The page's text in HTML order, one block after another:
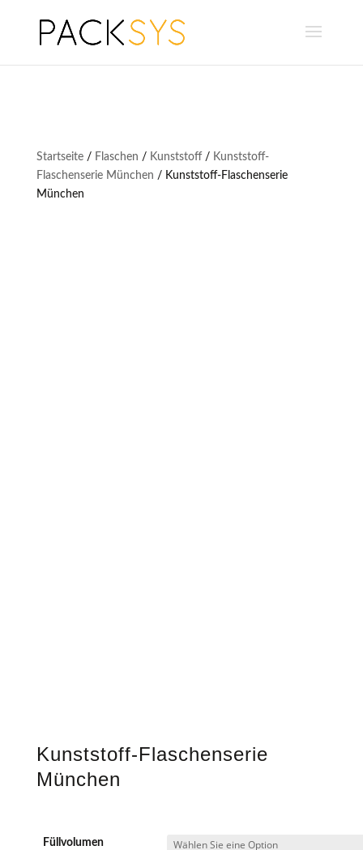
Startseite/ Flaschen / Kunststoff/ Kunststoff-
Flaschenserie München / Kunststoff-Flaschenserie
München
Kunststoff-Flaschenserie
München
Füllvolumen